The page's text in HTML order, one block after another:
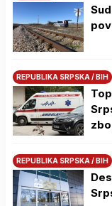
REPUBLIKA SRPSKA / BIH
REPUBLIKA SRPSKA / BIH